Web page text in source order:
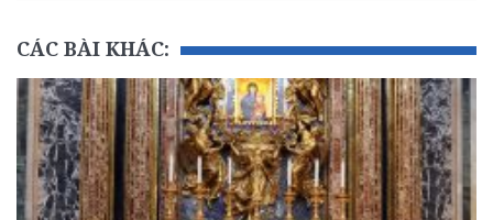
CÁC BÀI KHÁC: